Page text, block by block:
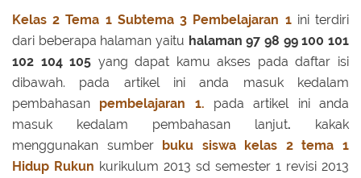
Kelas 2 Tema 1 Subtema 3 Pembelajaran 1ini terdiri
dari beberapa halaman yaitu halaman 97 98 99 100 101
102 104 105 yang dapat kamu akses pada daftar isi
dibawah. pada artikel ini anda masuk kedalam
pembahasan pembelajaran 1.
pada artikel ini anda
masuk kedalam pembahasan lanjut. kakak
menggunakan sumber buku siswa kelas 2 tema 1
Hidup Rukun kurikulum 2013 sd semester 1 revisi 2013